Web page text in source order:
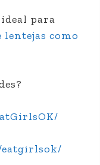
para
lentejas como